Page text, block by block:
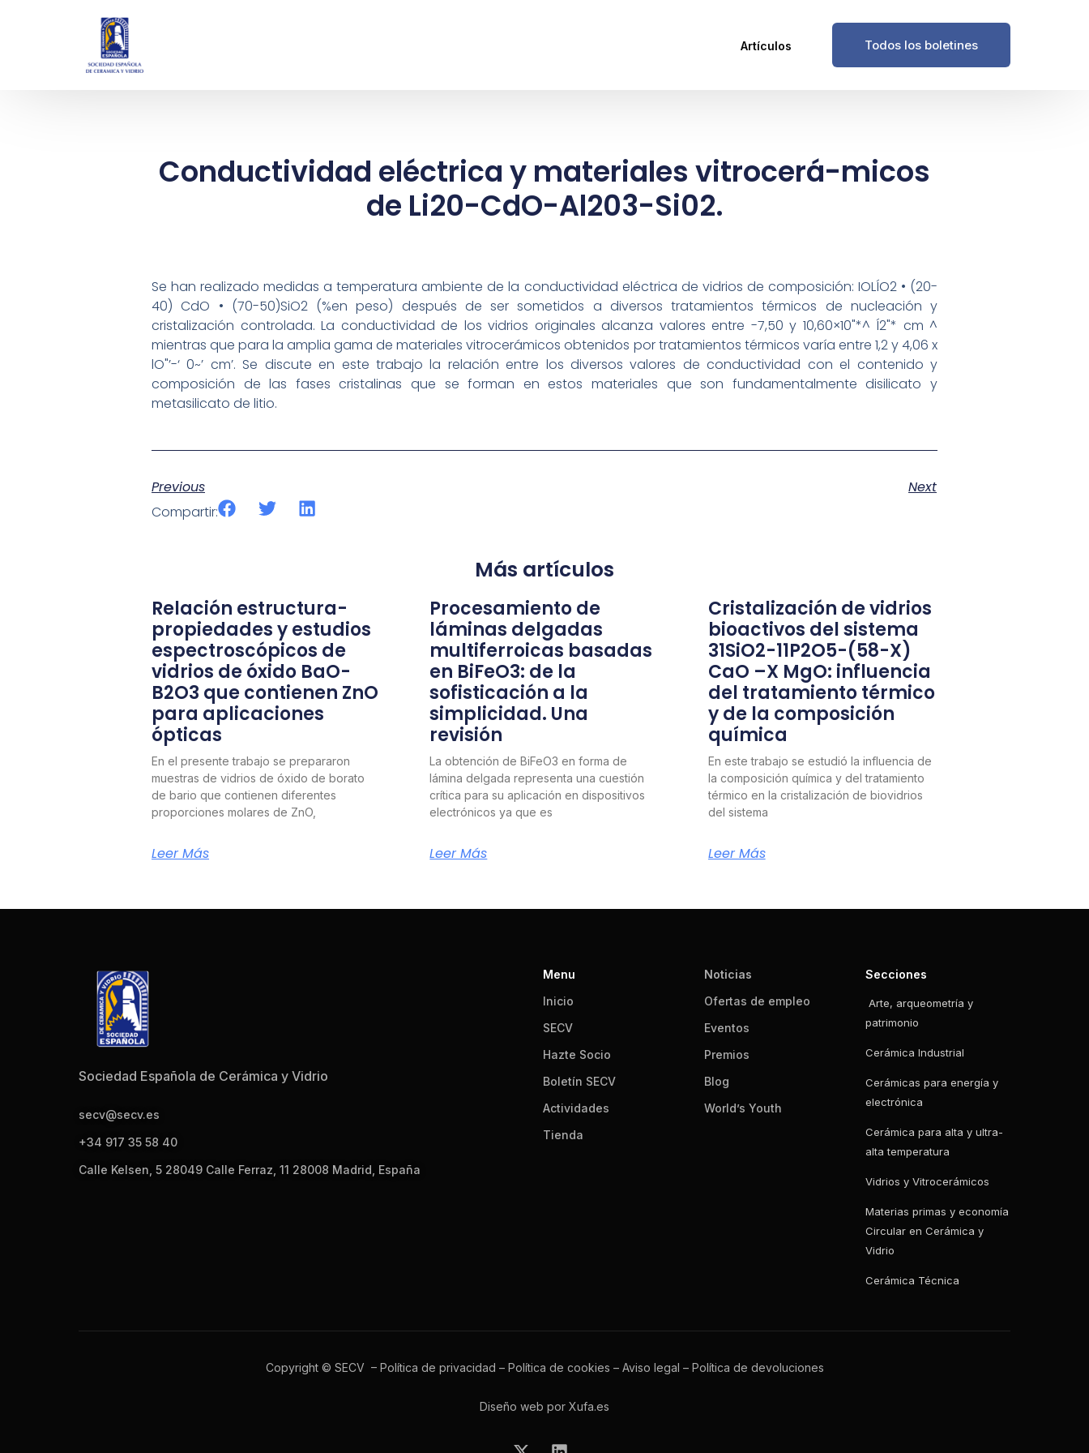
Artículos Todos los boletines
Conductividad eléctrica y materiales vitrocerá-micos
de Li20-CdO-Al203-Si02.
Se han realizado medidas a temperatura ambiente de la conductividad eléctrica de vidrios de composición: IOLÍO2 • (20-
40) CdO • (70-50)SiO2 (%en peso) después de ser sometidos a diversos tratamientos térmicos de nucleación y
cristalización controlada. La conductividad de los vidrios originales alcanza valores entre -7,50 y 10,60×10"*^ Í2"* cm ^
mientras que para la amplia gama de materiales vitrocerámicos obtenidos por tratamientos térmicos varía entre 1,2 y 4,06 x
lO"’-‘ 0~’ cm’. Se discute en este trabajo la relación entre los diversos valores de conductividad con el contenido y
composición de las fases cristalinas que se forman en estos materiales que son fundamentalmente disilicato y
metasilicato de litio.
Previous
Next
Compartir:
Más artículos
Relación estructura-
propiedades y estudios
espectroscópicos de
vidrios de óxido BaO-
B2O3 que contienen ZnO
para aplicaciones
ópticas
En el presente trabajo se prepararon
muestras de vidrios de óxido de borato
de bario que contienen diferentes
proporciones molares de ZnO,
Leer Más
Procesamiento de
láminas delgadas
multiferroicas basadas
en BiFeO3: de la
sofisticación a la
simplicidad. Una
revisión
La obtención de BiFeO3 en forma de
lámina delgada representa una cuestión
crítica para su aplicación en dispositivos
electrónicos ya que es
Leer Más
Cristalización de vidrios
bioactivos del sistema
31SiO2-11P2O5-(58-X)
CaO –X MgO: influencia
del tratamiento térmico
y de la composición
química
En este trabajo se estudió la influencia de
la composición química y del tratamiento
térmico en la cristalización de biovidrios
del sistema
Leer Más
Sociedad Española de Cerámica y Vidrio
secv@secv.es
+34 917 35 58 40
Calle Kelsen, 5 28049 Calle Ferraz, 11 28008 Madrid, España
Menu
Inicio
SECV
Hazte Socio
Boletín SECV
Actividades
Tienda
Noticias
Ofertas de empleo
Eventos
Premios
Blog
World’s Youth
Secciones
Arte, arqueometría y
patrimonio
Cerámica Industrial
Cerámicas para energía y
electrónica
Cerámica para alta y ultra-
alta temperatura
Vidrios y Vitrocerámicos
Materias primas y economía
Circular en Cerámica y
Vidrio
Cerámica Técnica
Copyright © SECV – Política de privacidad – Política de cookies – Aviso legal – Política de devoluciones
Diseño web por Xufa.es